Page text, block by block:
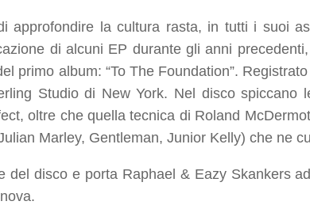
approfondire la cultura rasta, in tutti i suoi
di alcuni EP durante gli anni
primo album: “To The Foundation”.
Studio di New York. Nel disco spiccano
oltre che quella tecnica di Roland
Marley, Gentleman, Junior Kelly) che ne
del disco e porta Raphael & Eazy Skankers